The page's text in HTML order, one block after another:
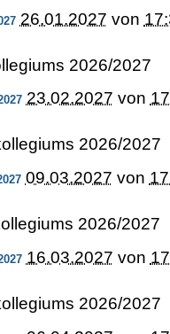
26.01.2027 von
2026/2027
23.02.2027 von
2026/2027
09.03.2027 von
2026/2027
16.03.2027 von
2026/2027